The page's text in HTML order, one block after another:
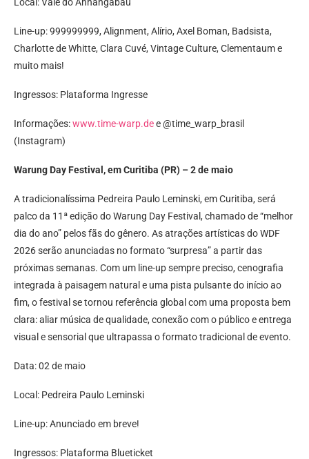
Line-up: 999999999, Alignment, Alírio, Axel Boman, Badsista,
Charlotte de Whitte, Clara Cuvé, Vintage Culture, Clementaum e
muito mais!
Ingressos: Plataforma Ingresse
Informações:www.time-warp.dee @time_warp_brasil
(Instagram)
Warung Day Festival, em Curitiba (PR) – 2 de maio
A tradicionalíssima Pedreira Paulo Leminski, em Curitiba, será
palco da 11ª edição do Warung Day Festival, chamado de “melhor
dia do ano” pelos fãs do gênero. As atrações artísticas do WDF
2026 serão anunciadas no formato “surpresa” a partir das
próximas semanas. Com um line-up sempre preciso, cenografia
integrada à paisagem natural e uma pista pulsante do início ao
fim, o festival se tornou referência global com uma proposta bem
clara: aliar música de qualidade, conexão com o público e entrega
visual e sensorial que ultrapassa o formato tradicional de evento.
Data: 02 de maio
Local: Pedreira Paulo Leminski
Line-up: Anunciado em breve!
Ingressos: Plataforma Blueticket